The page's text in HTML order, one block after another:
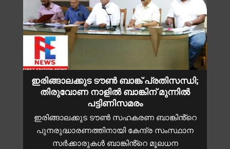
ഇരിങ്ങാലക്കുട ടൗൺ ബാങ്ക് പ്രതിസന്ധി;
തിരുവോണ നാളിൽ ബാങ്കിന് മുന്നിൽ
പട്ടിണിസമരം
ഇരിങ്ങാലക്കുട ടൗൺ സഹകരണ ബാങ്കിൻ്റെ
പുനരുദ്ധാരണത്തിനായി കേന്ദ്ര സംസ്ഥാന
സർക്കാരുകൾ ബാങ്കിൻ്റെ മൂലധന